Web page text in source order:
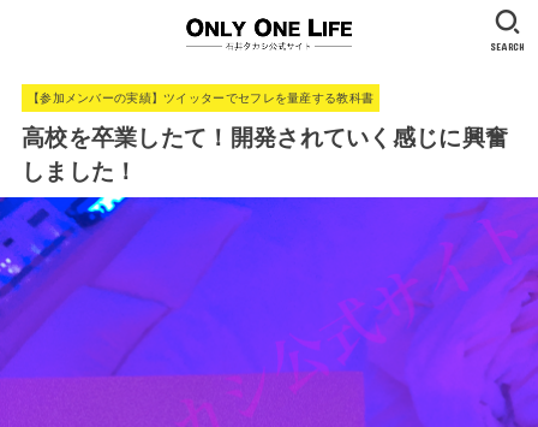
SEARCH
【参加メンバーの実績】ツイッターでセフレを量産する教科書
高校を卒業したて！開発されていく感じに興奮
しました！